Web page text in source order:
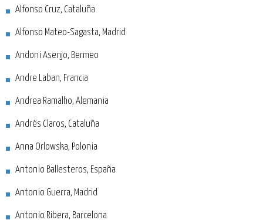
Alfonso Cruz, Cataluña
Alfonso Mateo-Sagasta, Madrid
Andoni Asenjo, Bermeo
Andre Laban, Francia
Andrea Ramalho, Alemania
Andrés Claros, Cataluña
Anna Orlowska, Polonia
Antonio Ballesteros, España
Antonio Guerra, Madrid
Antonio Ribera, Barcelona